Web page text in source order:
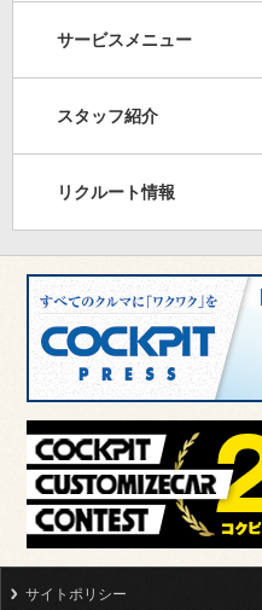
サービスメニュー
スタッフ紹介
リクルート情報
サイトポリシー